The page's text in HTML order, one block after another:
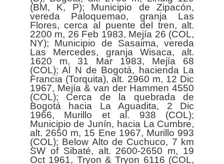
(BM, K, P); Municipio de Zipacón,
vereda Paloquemao, granja Las
Flores, cerca al puente del tren, alt.
2200 m, 26 Feb 1983, Mejía 26 (COL,
NY); Municipio de Sasaima, vereda
Las Mercedes, granja Wisaca, alt.
1620 m, 31 Mar 1983, Mejía 68
(COL); Al N de Bogotá, hacienda La
Francia (Torquita), alt. 2960 m, 12 Dic
1967, Mejía & van der Hammen 4550
(COL); Cerca de la quebrada de
Bogotá hacia La Aguadita, 2 Dic
1966, Murillo et al. 938 (COL);
Municipio de Junín, hacia La Cumbre,
alt. 2650 m, 15 Ene 1967, Murillo 993
(COL); Below Alto de Cuchuco, 7 km
SW of Sibaté, alt. 2600-2650 m, 19
Oct 1961, Tryon & Tryon 6116 (COL,